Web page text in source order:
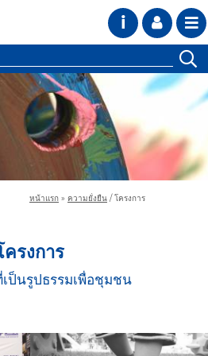
i
หน้าแรก » ความยั่งยืน /โครงการ
ครงการ
ป็นรูปธรรมเพื่อชุมชน